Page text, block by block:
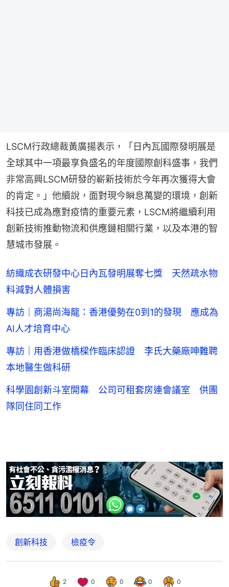
LSCM行政總裁黃廣揚表示，「日內瓦國際發明展是
全球其中一項最享負盛名的年度國際創科盛事，我們
非常高興LSCM研發的嶄新技術於今年再次獲得大會
的肯定。」他續說，面對現今瞬息萬變的環境，創新
科技已成為應對疫情的重要元素，LSCM將繼續利用
創新技術推動物流和供應鏈相關行業，以及本港的智
慧城市發展。
紡織成衣研發中心日內瓦發明展奪七獎 天然疏水物
料減對人體損害
專訪｜商湯尚海龍：香港優勢在0到1的發現 應成為
AI人才培育中心
專訪｜用香港做橋樑作臨床認證 李氏大藥廠呻難聘
本地醫生做科研
科學園創新斗室開幕 公司可租套房連會議室 供團
隊同住同工作
創新科技 檢疫令
2 0 0 0 0